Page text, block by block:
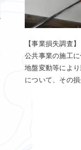
【事業損失調査】
公共事業の施工
地盤変動等によ
について、その